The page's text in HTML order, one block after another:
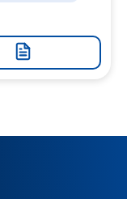
Zur
hinzufügen